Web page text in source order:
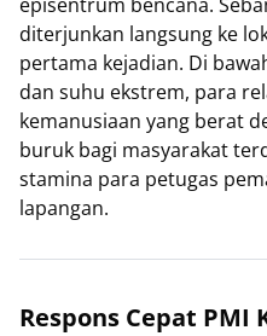
diterjunkan langsung ke
pertama kejadian. Di
dan suhu ekstrem, para
kemanusiaan yang berat
buruk bagi masyarakat
stamina para petugas
lapangan.
Respons Cepat PMI